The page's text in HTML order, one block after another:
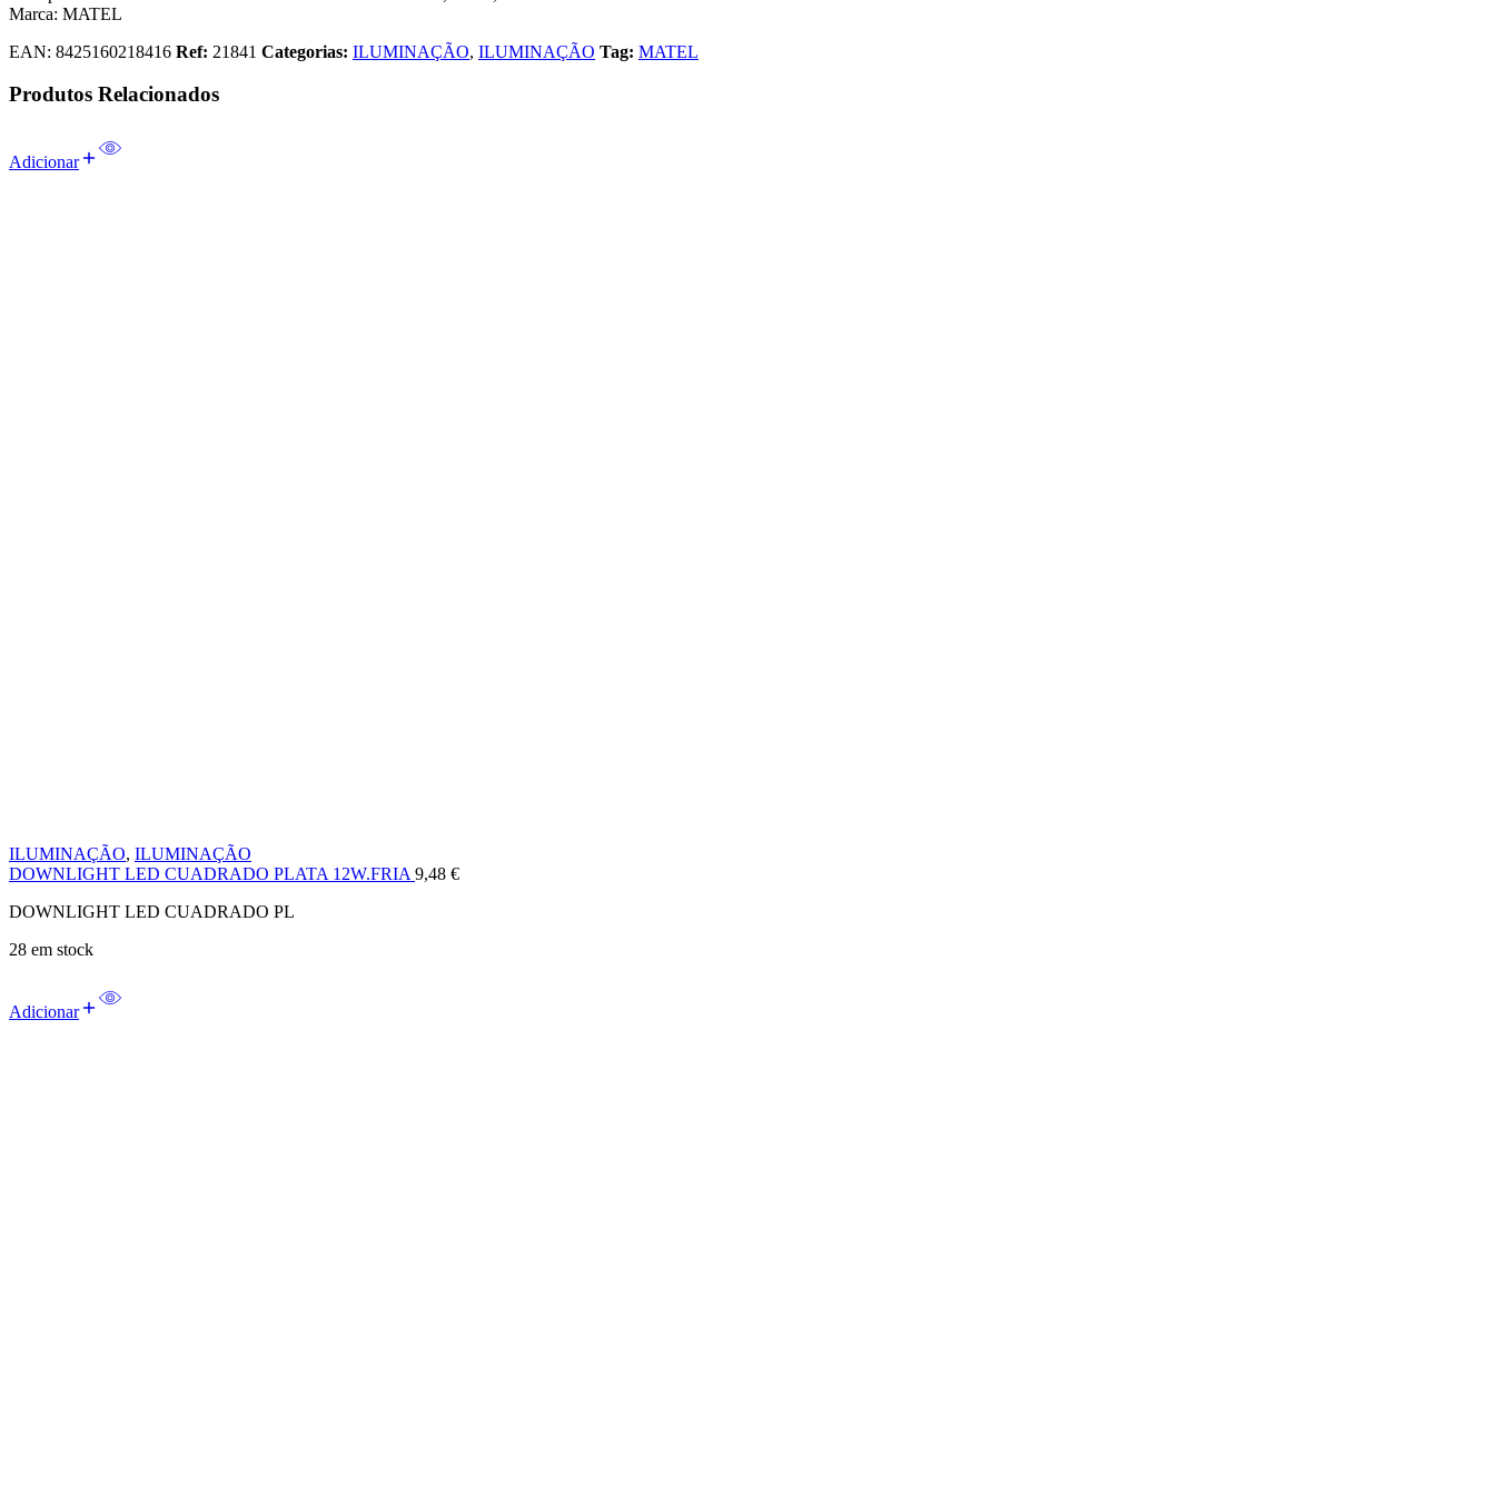
Marca: MATEL
EAN: 8425160218416 Ref: 21841 Categorias: ILUMINAÇÃO, ILUMINAÇÃO Tag: MATEL
Produtos Relacionados
Adicionar
ILUMINAÇÃO, ILUMINAÇÃO
DOWNLIGHT LED CUADRADO PLATA 12W.FRIA 9,48 €
DOWNLIGHT LED CUADRADO PL
28 em stock
Adicionar